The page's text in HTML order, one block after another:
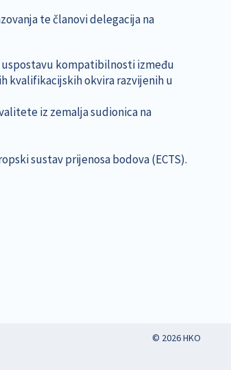
te članovi delegacija na
kompatibilnosti između
kvalifikacijskih okvira razvijenih u
iz zemalja sudionica na
sustav prijenosa bodova (ECTS).
© 2026 HKO